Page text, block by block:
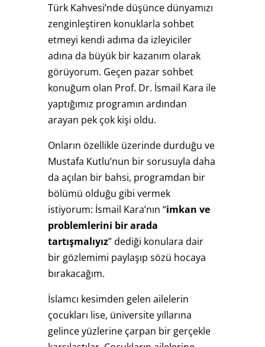
Türk Kahvesi’nde düşünce dünyamızı
zenginleştiren konuklarla sohbet
etmeyi kendi adıma da izleyiciler
adına da büyük bir kazanım olarak
görüyorum. Geçen pazar sohbet
konuğum olan Prof. Dr. İsmail Kara ile
yaptığımız programın ardından
arayan pek çok kişi oldu.
Onların özellikle üzerinde durduğu ve
Mustafa Kutlu’nun bir sorusuyla daha
da açılan bir bahsi, programdan bir
bölümü olduğu gibi vermek
istiyorum: İsmail Kara’nın “imkan ve
problemlerini bir arada
tartışmalıyız” dediği konulara dair
bir gözlemimi paylaşıp sözü hocaya
bırakacağım.
İslamcı kesimden gelen ailelerin
çocukları lise, üniversite yıllarına
gelince yüzlerine çarpan bir gerçekle